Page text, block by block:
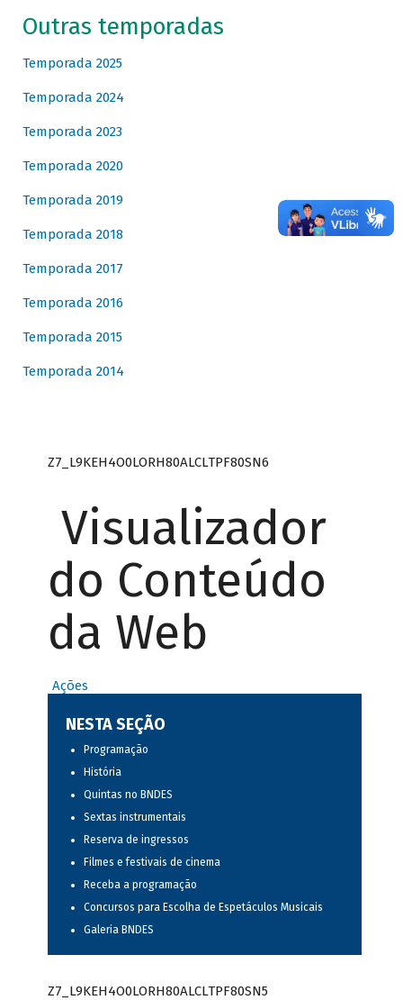
Outras temporadas
Temporada 2025
Temporada 2024
Temporada 2023
Temporada 2020
Temporada 2019
Temporada 2018
Temporada 2017
Temporada 2016
Temporada 2015
Temporada 2014
Z7_L9KEH4O0LORH80ALCLTPF80SN6
Visualizador
do Conteúdo
da Web
Ações
NESTA SEÇÃO
Programação
História
Quintas no BNDES
Sextas instrumentais
Reserva de ingressos
Filmes e festivais de cinema
Receba a programação
Concursos para Escolha de Espetáculos Musicais
Galeria BNDES
Z7_L9KEH4O0LORH80ALCLTPF80SN5